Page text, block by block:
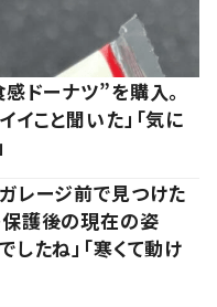
ドーナツ”を購入。
こと聞いた」「気に
レージ前で見つけた
護後の現在の姿
たね」「寒くて動け